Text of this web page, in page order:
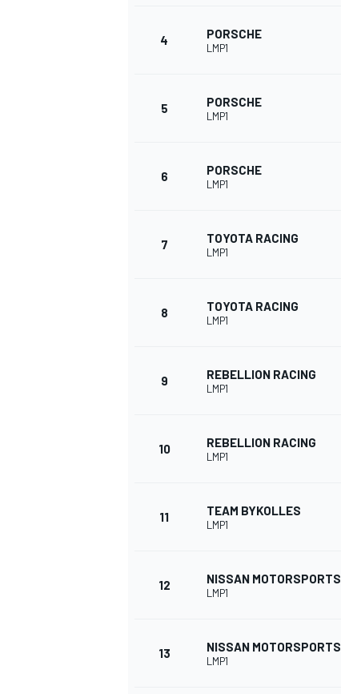
4 PORSCHE
LMP1
5 PORSCHE
LMP1
6 PORSCHE
LMP1
7 TOYOTA RACING
LMP1
8 TOYOTA RACING
LMP1
9 REBELLION RACING
LMP1
10 REBELLION RACING
LMP1
11 TEAM BYKOLLES
LMP1
12 NISSAN MOTORSPORTS
LMP1
13 NISSAN MOTORSPORTS
LMP1